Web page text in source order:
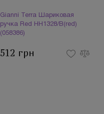
Gianni Terra Шариковая
ручка Red HH1328/B(red)
(058386)
512 грн